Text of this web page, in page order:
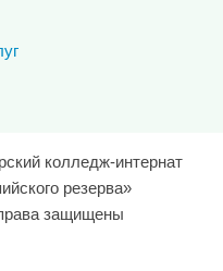
колледж-интернат
резерва»
защищены